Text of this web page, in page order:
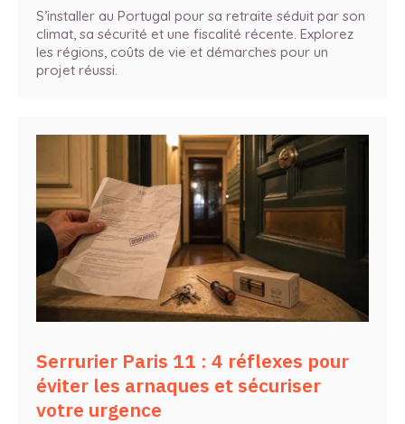
S’installer au Portugal pour sa retraite séduit par son
climat, sa sécurité et une fiscalité récente. Explorez
les régions, coûts de vie et démarches pour un
projet réussi.
Serrurier Paris 11 : 4 réflexes pour
éviter les arnaques et sécuriser
votre urgence